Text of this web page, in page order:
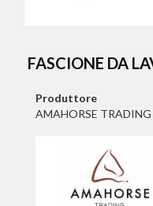
FASCIONE DA
Produttore
AMAHORSE TRADING